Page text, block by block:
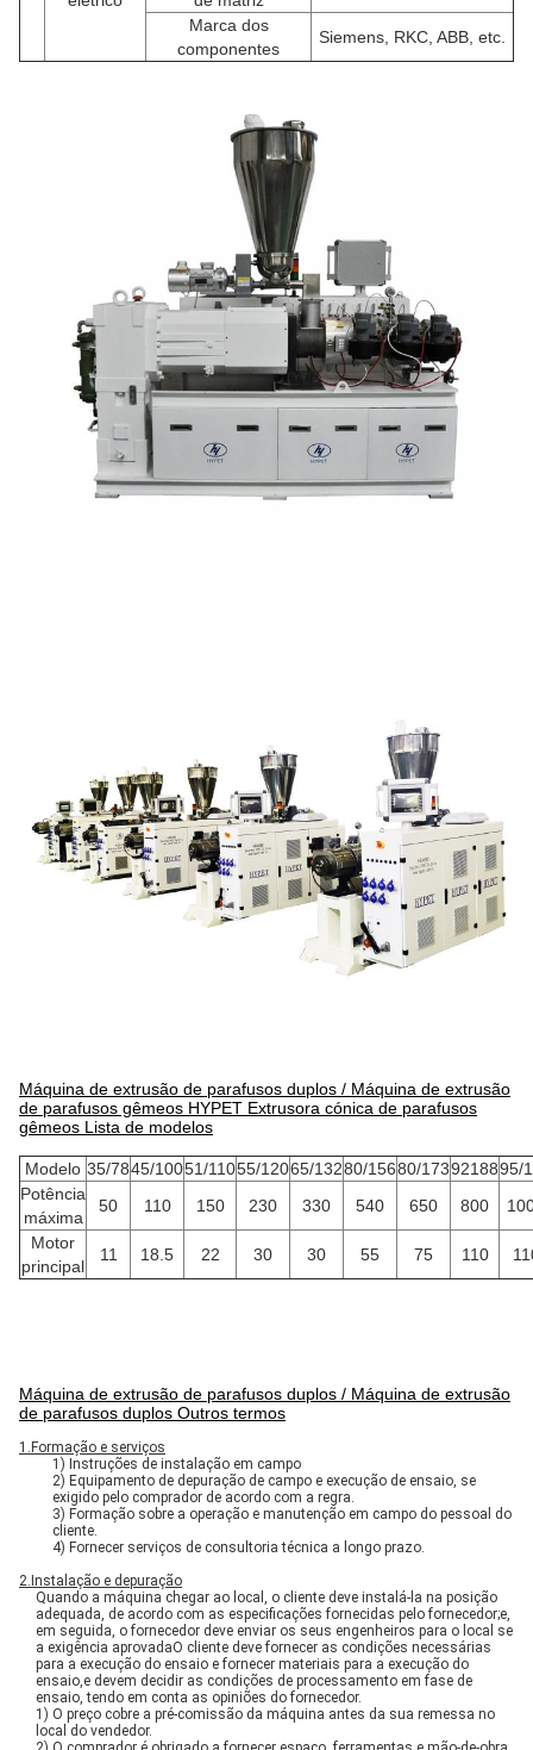
Marca dos
componentes
Siemens, RKC, ABB, etc.
Máquina de extrusão de parafusos duplos / Máquina de extrusão
de parafusos gêmeos HYPET Extrusora cónica de parafusos
gêmeos Lista de modelos
Modelo 35/7845/10051/11055/12065/13280/15680/1739218895/
Potência
máxima
50 110 150 230 330 540 650 800
Motor
principal
11 18.5 22 30 30 55 75 110
Máquina de extrusão de parafusos duplos / Máquina de extrusão
de parafusos duplos Outros termos
1. Formação e serviços
1) Instruções de instalação em campo
2) Equipamento de depuração de campo e execução de ensaio, se
exigido pelo comprador de acordo com a regra.
3) Formação sobre a operação e manutenção em campo do pessoal do
cliente.
4) Fornecer serviços de consultoria técnica a longo prazo.
2. Instalação e depuração
Quando a máquina chegar ao local, o cliente deve instalá-la na posição
adequada, de acordo com as especificações fornecidas pelo fornecedor;e,
em seguida, o fornecedor deve enviar os seus engenheiros para o local se
a exigência aprovadaO cliente deve fornecer as condições necessárias
para a execução do ensaio e fornecer materiais para a execução do
ensaio,e devem decidir as condições de processamento em fase de
ensaio, tendo em conta as opiniões do fornecedor.
1) O preço cobre a pré-comissão da máquina antes da sua remessa no
local do vendedor.